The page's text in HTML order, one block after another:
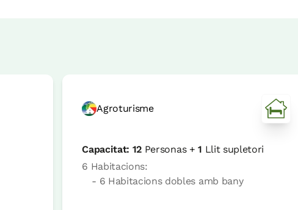
Agroturisme
Capacitat: 12 Personas +1 Llit supletori
6 Habitacions:
- 6 Habitacions dobles amb bany